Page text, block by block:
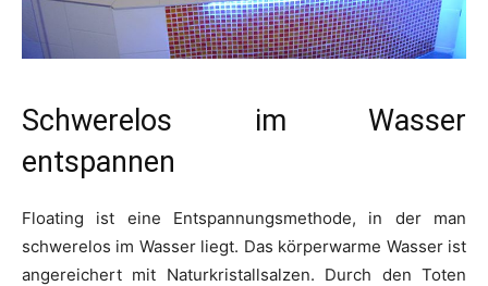
Schwerelos im Wasser
entspannen
Floating ist eine Entspannungsmethode, in der man
schwerelos im Wasser liegt. Das körperwarme Wasser ist
angereichert mit Naturkristallsalzen. Durch den Toten